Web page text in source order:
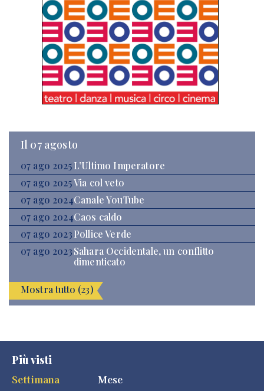
Il 07 agosto
07 ago 2025 L’Ultimo Imperatore
07 ago 2025Via col veto
07 ago 2024Canale YouTube
07 ago 2024Caos caldo
07 ago 2023Pollice Verde
07 ago 2023Sahara Occidentale, un conflitto
dimenticato
Mostra tutto (23)
Più visti
Settimana
Mese